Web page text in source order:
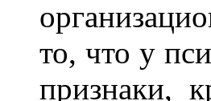
то, что у
признаки,